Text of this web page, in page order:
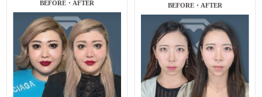
施術前・3ヵ月後 施術前・1ヶ月後